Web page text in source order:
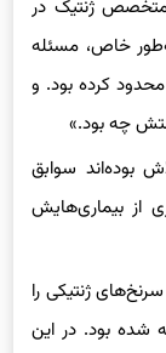
ژنتیک در
خاص، مسئله
محدود کرده بود. و
چه بود.»
بوده‌اند سوابق
از بیماری‌هایش
ژنتیکی را
شده بود. در این